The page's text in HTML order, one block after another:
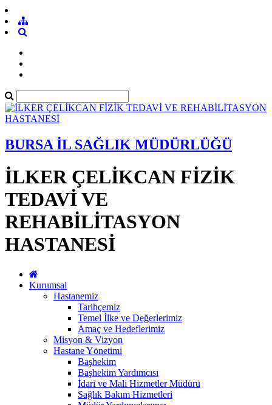
BURSA İL SAĞLIK MÜDÜRLÜĞÜ
İLKER ÇELİKCAN FİZİK
TEDAVİ VE
REHABİLİTASYON
HASTANESİ
Kurumsal
Hastanemiz
Tarihçemiz
Temel İlke ve Değerlerimiz
Amaç ve Hedeflerimiz
Misyon & Vizyon
Hastane Yönetimi
Başhekim
Başhekim Yardımcısı
İdari ve Mali Hizmetler Müdürü
Sağlık Bakım Hizmetleri